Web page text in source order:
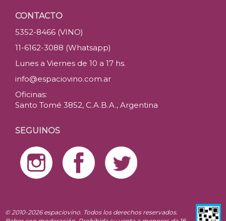
CONTACTO
5352-8466 (VINO)
11-6162-3088 (Whatsapp)
Lunes a Viernes de 10 a 17 hs.
info@espaciovino.com.ar
Oficinas:
Santo Tomé 3852, C.A.B.A., Argentina
SEGUINOS
© 2010-2026 espaciovino. Todos los derechos reservados.